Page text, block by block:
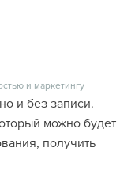
и маркетингу
и без записи.
можно будет
получить